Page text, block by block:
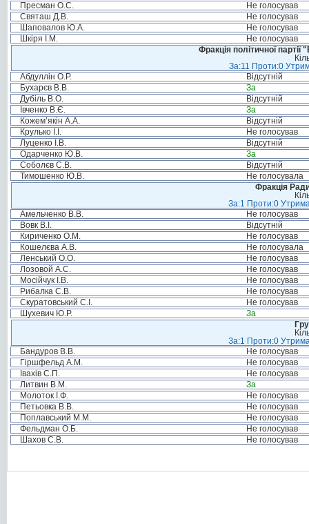
Пресман О.С.
Не голосував
Святаш Д.В.
Не голосував
Шаповалов Ю.А.
Не голосував
Шкіря І.М.
Не голосував
Фракція політичної
За:11 Проти:0
Абдуллін О.Р.
Відсутній
Бухарєв В.В.
За
Дубіль В.О.
Відсутній
Івченко В.Є.
За
Кожем’якін А.А.
Відсутній
Крулько І.І.
Не голосував
Луценко І.В.
Відсутній
Одарченко Ю.В.
За
Соболєв С.В.
Відсутній
Тимошенко Ю.В.
Не голосувала
Фракція
За:1 Проти:0
Амельченко В.В.
Не голосував
Вовк В.І.
Відсутній
Кириченко О.М.
Не голосував
Кошелєва А.В.
Не голосувала
Ленський О.О.
Не голосував
Лозовой А.С.
Не голосував
Мосійчук І.В.
Не голосував
Рибалка С.В.
Не голосував
Скуратовський С.І.
Не голосував
Шухевич Ю.Р.
За
За:1 Проти:0
Бандуров В.В.
Не голосував
Гіршфельд А.М.
Не голосував
Івахів С.П.
Не голосував
Литвин В.М.
За
Молоток І.Ф.
Не голосував
Петьовка В.В.
Не голосував
Поплавський М.М.
Не голосував
Фельдман О.Б.
Не голосував
Шахов С.В.
Не голосував